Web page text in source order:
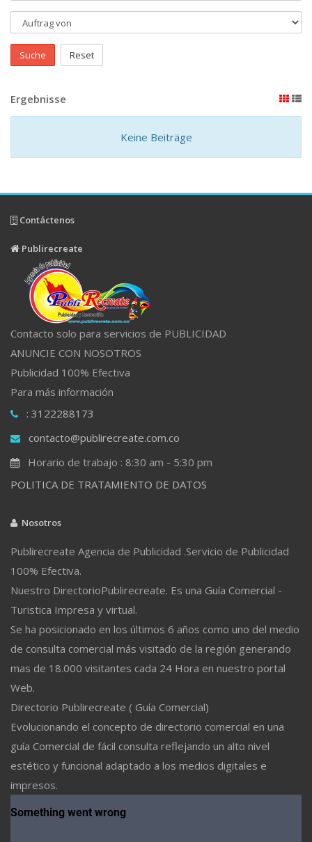
Suche Reset
Ergebnisse
Keine Beiträge
Contáctenos
Publirecreate
Contacto solo para servicios de PUBLICIDAD
ANUNCIE CON NOSOTROS
Publicidad 100% Efectiva
Para más información
: 3122288173
contacto@publirecreate.com.co
Horario de trabajo : 8:30 am - 5:30 pm
POLITICA DE TRATAMIENTO DE DATOS
Nosotros
Publirecreate Agencia de Publicidad .Servicio de Publicidad
100% Efectiva.
Nuestro DirectorioPublirecreate. Es una Guía Comercial -
Turistica Impresa y virtual.
Se ha posicionado en los últimos 6 años como uno del medio
de consulta comercial más visitado de la región generando
mas de 18.000 visitantes cada 24 Hora en nuestro portal
Web.
Directorio Publirecreate ( Guía Comercial)
Evolucionando el concepto de directorio comercial en una
guía Comercial de fácil consulta reflejando un alto nivel
estético y funcional adaptado a los medios digitales e
impresos.